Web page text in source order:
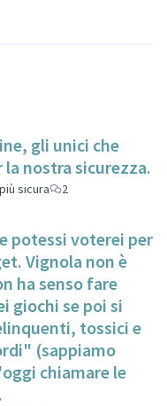
gli unici che
nostra sicurezza.
sicura 2
potessi voterei per
Vignola non è
ha senso fare
giochi se poi si
tossici e
(sappiamo
chiamare le